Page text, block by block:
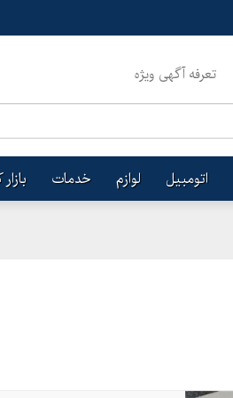
تعرفه آگهی ویژه
اتومبیل لوازم خدمات بازار